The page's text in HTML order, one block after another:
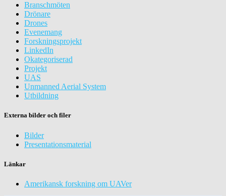
Branschmöten
Drönare
Drones
Evenemang
Forskningsprojekt
LinkedIn
Okategoriserad
Projekt
UAS
Unmanned Aerial System
Utbildning
Externa bilder och filer
Bilder
Presentationsmaterial
Länkar
Amerikansk forskning om UAVer